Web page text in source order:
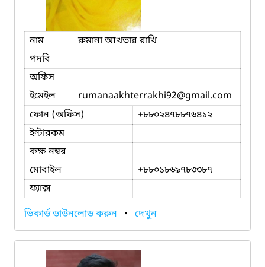
নাম
রুমানা আখতার রাখি
পদবি
অফিস
ইমেইল
rumanaakhterrakhi92@gmail.com
ফোন (অফিস)
+৮৮০২৪৭৮৮৭৬৪১২
ইন্টারকম
কক্ষ নম্বর
মোবাইল
+৮৮০১৮৬৯৭৮৩৩৮৭
ফ্যাক্স
ভিকার্ড ডাউনলোড করুন • দেখুন